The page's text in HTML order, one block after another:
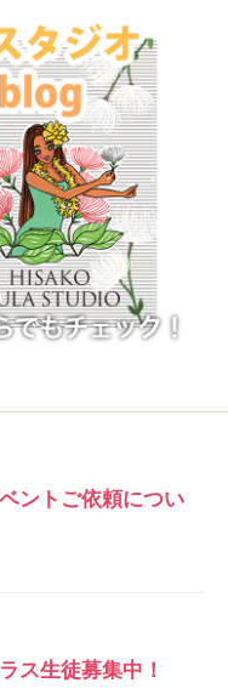
ントご依頼につい
ス生徒募集中！